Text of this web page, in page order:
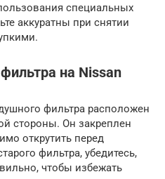
специальных
аккуратны при снятии
на Nissan
фильтра расположен
стороны. Он закреплен
открутить перед
фильтра, убедитесь,
чтобы избежать